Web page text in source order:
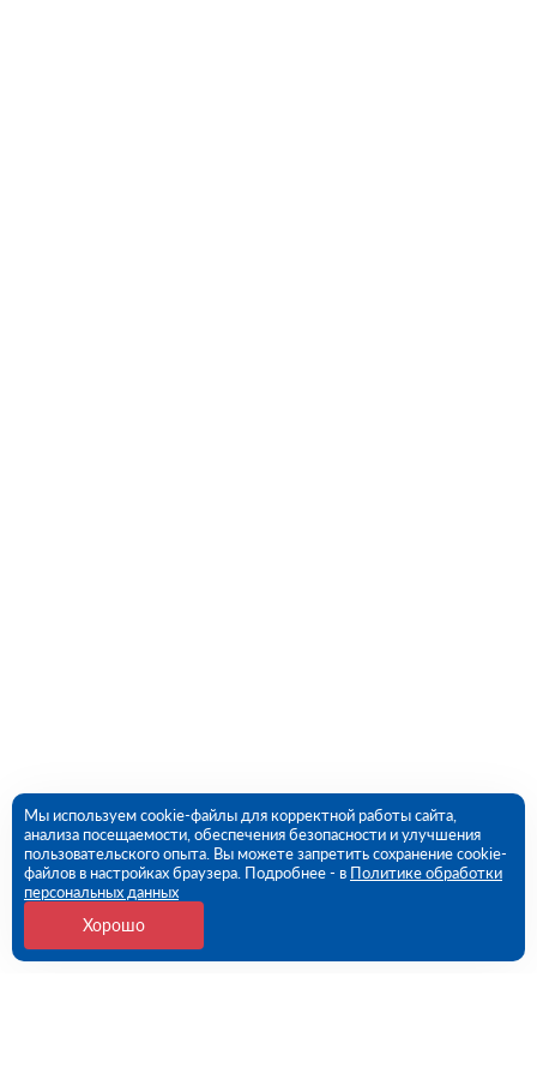
Мы используем cookie-файлы для корректной работы сайта,
анализа посещаемости, обеспечения безопасности и улучшения
пользовательского опыта. Вы можете запретить сохранение cookie-
файлов в настройках браузера. Подробнее - в Политике обработки
персональных данных
Хорошо